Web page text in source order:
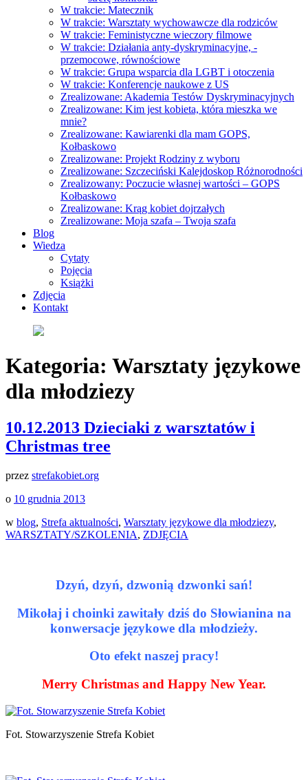
W trakcie: Matecznik
W trakcie: Warsztaty wychowawcze dla rodziców
W trakcie: Feministyczne wieczory filmowe
W trakcie: Działania anty-dyskryminacyjne, -
przemocowe, równościowe
W trakcie: Grupa wsparcia dla LGBT i otoczenia
W trakcie: Konferencje naukowe z US
Zrealizowane: Akademia Testów Dyskryminacyjnych
Zrealizowane: Kim jest kobieta, która mieszka we
mnie?
Zrealizowane: Kawiarenki dla mam GOPS,
Kołbaskowo
Zrealizowane: Projekt Rodziny z wyboru
Zrealizowane: Szczeciński Kalejdoskop Różnorodności
Zrealizowany: Poczucie własnej wartości – GOPS
Kołbaskowo
Zrealizowane: Krąg kobiet dojrzałych
Zrealizowane: Moja szafa – Twoja szafa
Blog
Wiedza
Cytaty
Pojęcia
Książki
Zdjęcia
Kontakt
Kategoria: Warsztaty językowe
dla młodziezy
10.12.2013 Dzieciaki z warsztatów i
Christmas tree
przez strefakobiet.org
o 10 grudnia 2013
w blog, Strefa aktualności, Warsztaty językowe dla młodziezy,
WARSZTATY/SZKOLENIA, ZDJĘCIA
Dzyń, dzyń, dzwonią dzwonki sań!
Mikołaj i choinki zawitały dziś do Słowianina na
konwersacje językowe dla młodzieży.
Oto efekt naszej pracy!
Merry Christmas and Happy New Year.
Fot. Stowarzyszenie Strefa Kobiet